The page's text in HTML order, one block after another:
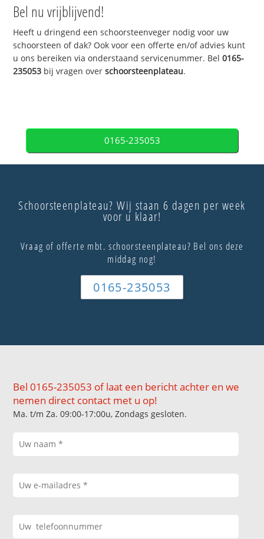
Bel nu vrijblijvend!
Heeft u dringend een schoorsteenveger nodig voor uw
schoorsteen of dak? Ook voor een offerte en/of advies kunt
u ons bereiken via onderstaand servicenummer. Bel0165-
235053 bij vragen overschoorsteenplateau.
0165-235053
Schoorsteenplateau? Wij staan 6 dagen per week
voor u klaar!
Vraag of offerte mbt. schoorsteenplateau? Bel ons deze
middag nog!
0165-235053
Bel 0165-235053 of laat een bericht achter en we
nemen direct contact met u op!
Ma. t/m Za. 09:00-17:00u, Zondags gesloten.